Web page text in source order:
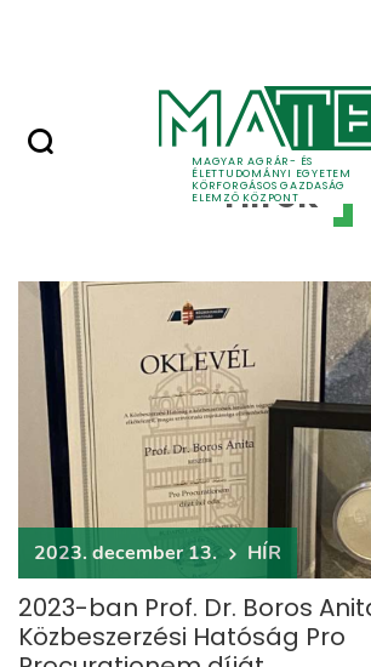
MAGYAR AGRÁR- ÉS
ÉLETTUDOMÁNYI EGYETEM
KÖRFORGÁSOS GAZDASÁG
ELEMZŐ KÖZPONT
Hírek - MATE
Hírek
2023. december 13. HÍR
2023-ban Prof. Dr. Boros
Közbeszerzési Hatóság Pro